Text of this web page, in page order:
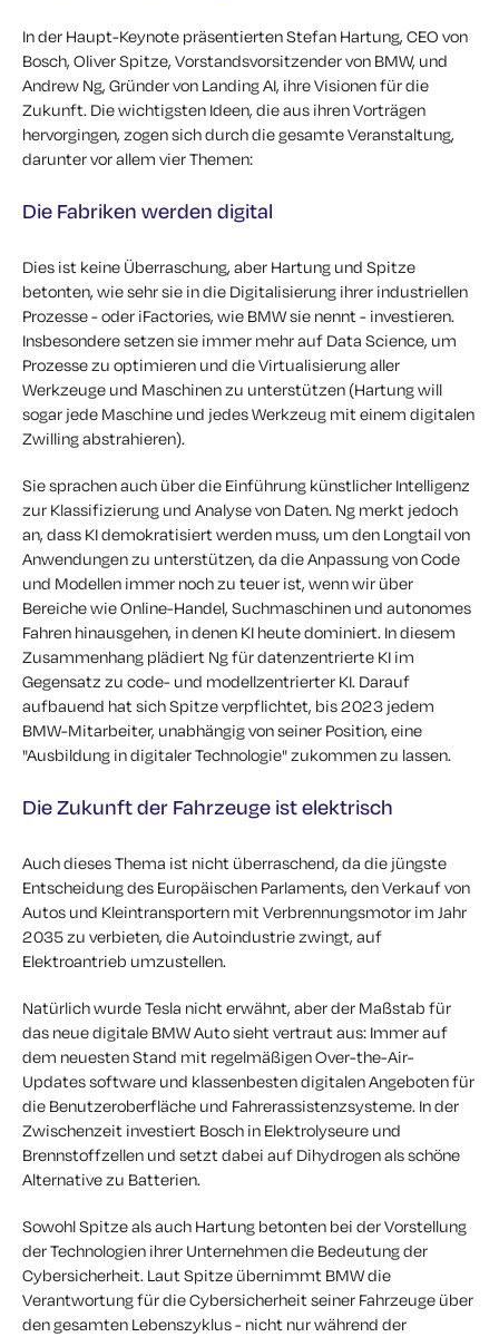
In der Haupt-Keynote präsentierten Stefan Hartung, CEO von
Bosch, Oliver Spitze, Vorstandsvorsitzender von BMW, und
Andrew Ng, Gründer von Landing AI, ihre Visionen für die
Zukunft. Die wichtigsten Ideen, die aus ihren Vorträgen
hervorgingen, zogen sich durch die gesamte Veranstaltung,
darunter vor allem vier Themen:
Die Fabriken werden digital
Dies ist keine Überraschung, aber Hartung und Spitze
betonten, wie sehr sie in die Digitalisierung ihrer industriellen
Prozesse - oder iFactories, wie BMW sie nennt - investieren.
Insbesondere setzen sie immer mehr auf Data Science, um
Prozesse zu optimieren und die Virtualisierung aller
Werkzeuge und Maschinen zu unterstützen (Hartung will
sogar jede Maschine und jedes Werkzeug mit einem digitalen
Zwilling abstrahieren).
Sie sprachen auch über die Einführung künstlicher Intelligenz
zur Klassifizierung und Analyse von Daten. Ng merkt jedoch
an, dass KI demokratisiert werden muss, um den Longtail von
Anwendungen zu unterstützen, da die Anpassung von Code
und Modellen immer noch zu teuer ist, wenn wir über
Bereiche wie Online-Handel, Suchmaschinen und autonomes
Fahren hinausgehen, in denen KI heute dominiert. In diesem
Zusammenhang plädiert Ng für datenzentrierte KI im
Gegensatz zu code- und modellzentrierter KI. Darauf
aufbauend hat sich Spitze verpflichtet, bis 2023 jedem
BMW-Mitarbeiter, unabhängig von seiner Position, eine
"Ausbildung in digitaler Technologie" zukommen zu lassen.
Die Zukunft der Fahrzeuge ist elektrisch
Auch dieses Thema ist nicht überraschend, da die jüngste
Entscheidung des Europäischen Parlaments, den Verkauf von
Autos und Kleintransportern mit Verbrennungsmotor im Jahr
2035 zu verbieten, die Autoindustrie zwingt, auf
Elektroantrieb umzustellen.
Natürlich wurde Tesla nicht erwähnt, aber der Maßstab für
das neue digitale BMW Auto sieht vertraut aus: Immer auf
dem neuesten Stand mit regelmäßigen Over-the-Air-
Updates software und klassenbesten digitalen Angeboten für
die Benutzeroberfläche und Fahrerassistenzsysteme. In der
Zwischenzeit investiert Bosch in Elektrolyseure und
Brennstoffzellen und setzt dabei auf Dihydrogen als schöne
Alternative zu Batterien.
Sowohl Spitze als auch Hartung betonten bei der Vorstellung
der Technologien ihrer Unternehmen die Bedeutung der
Cybersicherheit. Laut Spitze übernimmt BMW die
Verantwortung für die Cybersicherheit seiner Fahrzeuge über
den gesamten Lebenszyklus - nicht nur während der